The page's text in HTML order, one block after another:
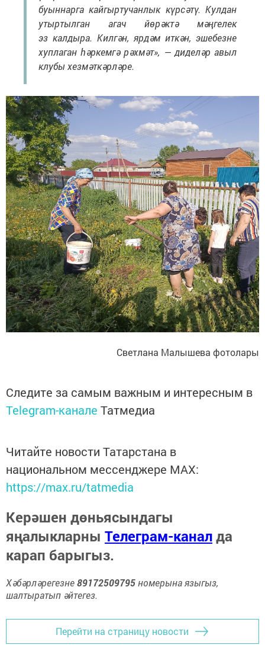
буыннарга кайгыртучанлык күрсәтү. Кулдан
утыртылган агач йөрәктә мәңгелек
эз калдыра. Килгән, ярдәм иткән, эшебезне
хуплаган һәркемгә рәхмәт», — диделәр авыл
клубы хезмәткәрләре.
Светлана Малышева фотолары
Следите за самым важным и интересным в
Telegram-канале Татмедиа
Читайте новости Татарстана в
национальном мессенджере MАХ:
https://max.ru/tatmedia
Керәшен дөньясындагы
яңалыкларны Телеграм-каналда
карап барыгыз.
Хәбәрләрегезне89172509795номерына языгыз,
шалтыратып әйтегез.
Перейти на страницу новости